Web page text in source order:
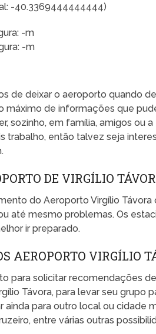
-40.3369444444444)
-m
-m
de deixar o aeroporto quando
máximo de informações que
sozinho, em família, amigos ou
trabalho, então talvez seja
DE VIRGÍLIO
do Aeroporto Virgílio
até mesmo problemas. Os
ir preparado.
AEROPORTO VIRGÍLIO
para solicitar recomendações
Távora, para levar seu grupo
ainda para outro local ou cidade
entre várias outras